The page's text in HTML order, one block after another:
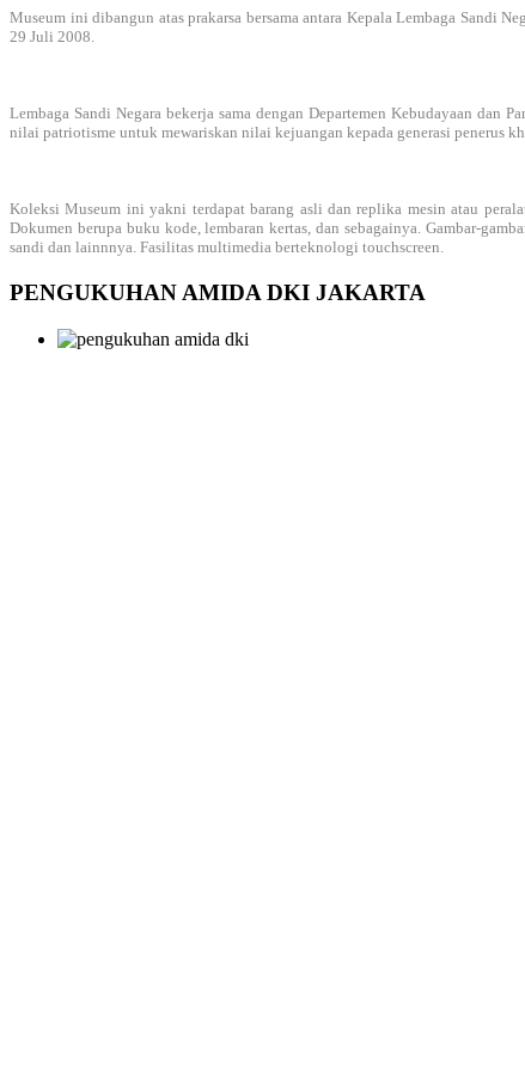
Museum ini dibangun atas prakarsa bersama antara Kepala Lembaga Sandi
29 Juli 2008.
Lembaga Sandi Negara bekerja sama dengan Departemen Kebudayaan dan
nilai patriotisme untuk mewariskan nilai kejuangan kepada generasi penerus
Koleksi Museum ini yakni terdapat barang asli dan replika mesin atau
Dokumen berupa buku kode, lembaran kertas, dan sebagainya. Gambar-
sandi dan lainnnya. Fasilitas multimedia berteknologi touchscreen.
PENGUKUHAN AMIDA DKI JAKARTA